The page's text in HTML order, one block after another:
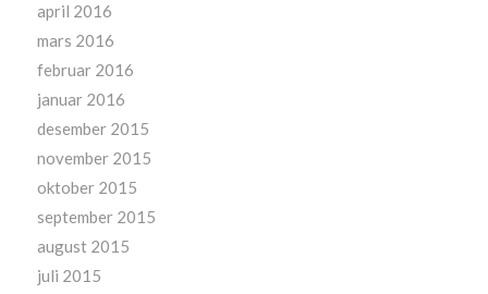
april 2016
mars 2016
februar 2016
januar 2016
desember 2015
november 2015
oktober 2015
september 2015
august 2015
juli 2015